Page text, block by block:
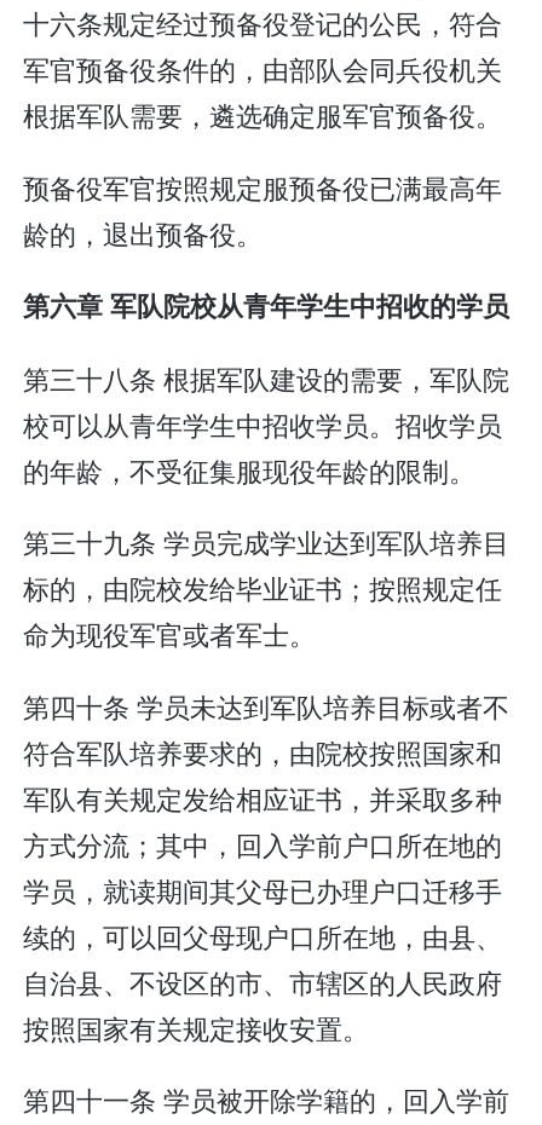
十六条规定经过预备役登记的公民，符合
军官预备役条件的，由部队会同兵役机关
根据军队需要，遴选确定服军官预备役。
预备役军官按照规定服预备役已满最高年
龄的，退出预备役。
第六章 军队院校从青年学生中招收的学员
第三十八条 根据军队建设的需要，军队院
校可以从青年学生中招收学员。招收学员
的年龄，不受征集服现役年龄的限制。
第三十九条 学员完成学业达到军队培养目
标的，由院校发给毕业证书；按照规定任
命为现役军官或者军士。
第四十条 学员未达到军队培养目标或者不
符合军队培养要求的，由院校按照国家和
军队有关规定发给相应证书，并采取多种
方式分流；其中，回入学前户口所在地的
学员，就读期间其父母已办理户口迁移手
续的，可以回父母现户口所在地，由县、
自治县、不设区的市、市辖区的人民政府
按照国家有关规定接收安置。
第四十一条 学员被开除学籍的，回入学前